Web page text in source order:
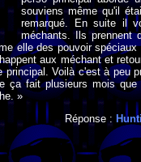
souviens même qu'il
remarqué. En suite il
méchants. Ils prennent
elle des pouvoir
aux méchant et
principal. Voilà c'est à peu
ça fait plusieurs mois
»
Réponse :